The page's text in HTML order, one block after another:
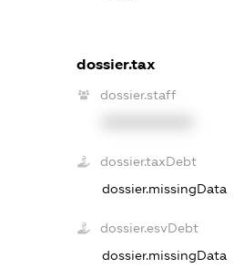
dossier.tax
dossier.staff
dossier.taxDebt
dossier.missingData
dossier.esvDebt
dossier.missingData